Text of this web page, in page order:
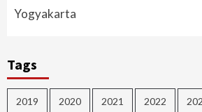
Yogyakarta
Tags
2019 2020 2021 2022